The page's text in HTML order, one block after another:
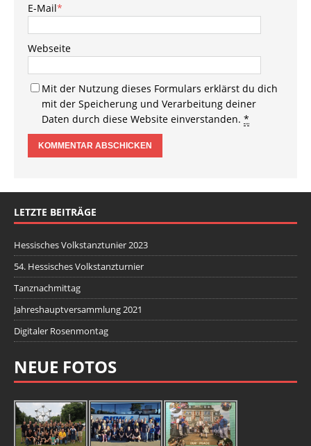
E-Mail*
Webseite
Mit der Nutzung dieses Formulars erklärst du dich
mit der Speicherung und Verarbeitung deiner
Daten durch diese Website einverstanden. *
LETZTE BEITRÄGE
Hessisches Volkstanztunier 2023
54. Hessisches Volkstanzturnier
Tanznachmittag
Jahreshauptversammlung 2021
Digitaler Rosenmontag
NEUE FOTOS